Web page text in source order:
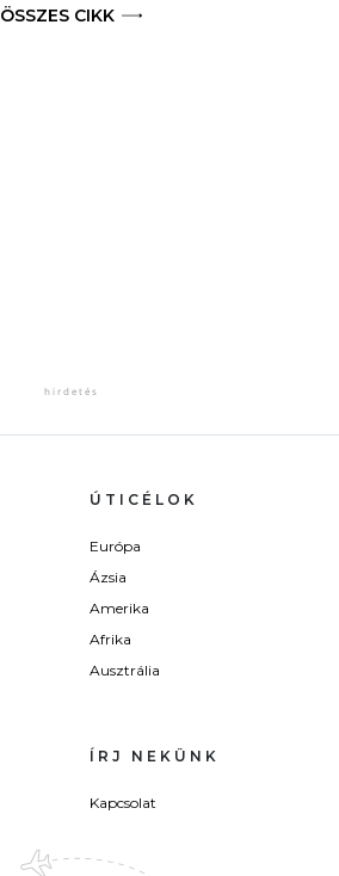
ÖSSZES CIKK
ÚTICÉLOK
Európa
Ázsia
Amerika
Afrika
Ausztrália
ÍRJ NEKÜNK
Kapcsolat